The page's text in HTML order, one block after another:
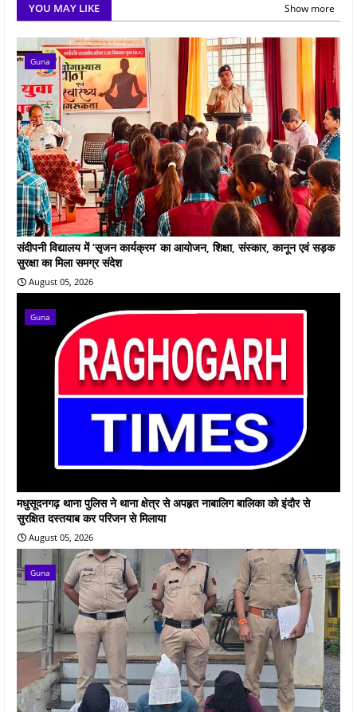
YOU MAY LIKE Show more
Guna
संदीपनी विद्यालय में ‘सृजन कार्यक्रम’ का आयोजन, शिक्षा, संस्कार, कानून एवं सड़क
सुरक्षा का मिला समग्र संदेश
August 05, 2026
Guna
मधुसूदनगढ़ थाना पुलिस ने थाना क्षेत्र से अपहृत नाबालिग बालिका को इंदौर से
सुरक्षित दस्तयाब कर परिजन से मिलाया
August 05, 2026
Guna